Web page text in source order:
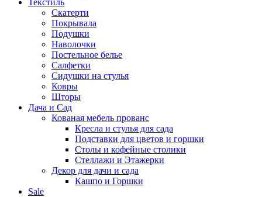
Текстиль
Скатерти
Покрывала
Подушки
Наволочки
Постельное белье
Салфетки
Сидушки на стулья
Ковры
Шторы
Дача и Сад
Кованая мебель прованс
Кресла и стулья для сада
Подставки для цветов и горшки
Столы и кофейные столики
Стеллажи и Этажерки
Декор для дачи и сада
Кашпо и Горшки
Sale